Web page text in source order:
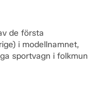
de första
i modellnamnet,
sportvagn i folkmun